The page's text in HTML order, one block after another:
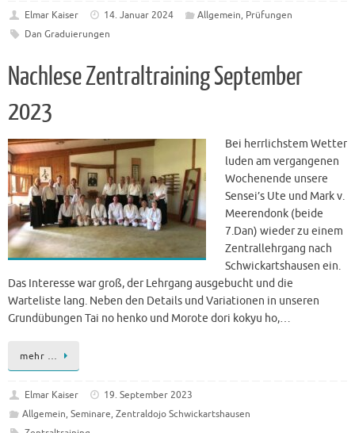
Elmar Kaiser 14. Januar 2024 Allgemein, Prüfungen
Dan Graduierungen
Nachlese Zentraltraining September
2023
Bei herrlichstem Wetter
luden am vergangenen
Wochenende unsere
Sensei’s Ute und Mark v.
Meerendonk (beide
7.Dan) wieder zu einem
Zentrallehrgang nach
Schwickartshausen ein.
Das Interesse war groß, der Lehrgang ausgebucht und die
Warteliste lang. Neben den Details und Variationen in unseren
Grundübungen Tai no henko und Morote dori kokyu ho,…
mehr …
Elmar Kaiser
19. September 2023
Allgemein, Seminare, Zentraldojo Schwickartshausen